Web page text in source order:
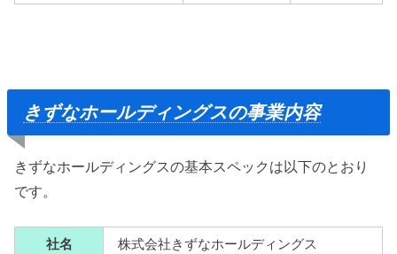
きずなホールディングスの事業内容
きずなホールディングスの基本スペックは以下のとおり
です。
社名 株式会社きずなホールディングス